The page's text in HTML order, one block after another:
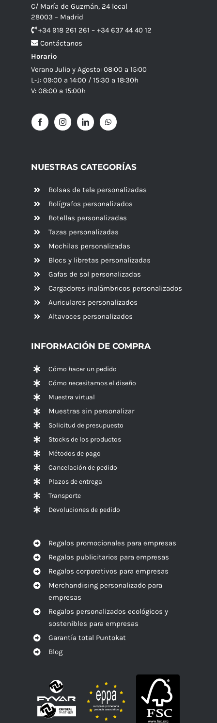
C/ María de Guzmán, 24 local
28003 – Madrid
+34 918 261 261 – +34 637 44 40 12
Contáctanos
Horario
Verano Julio y Agosto: 08:00 a 15:00
L-J: 09:00 a 14:00 / 15:30 a 18:30h
V: 08:00 a 15:00h
NUESTRAS CATEGORÍAS
Bolsas de tela personalizadas
Bolígrafos personalizados
Botellas personalizadas
Tazas personalizadas
Mochilas personalizadas
Blocs y libretas personalizadas
Gafas de sol personalizadas
Cargadores inalámbricos personalizados
Auriculares personalizados
Altavoces personalizados
INFORMACIÓN DE COMPRA
Cómo hacer un pedido
Cómo necesitamos el diseño
Muestra virtual
Muestras sin personalizar
Solicitud de presupuesto
Stocks de los productos
Métodos de pago
Cancelación de pedido
Plazos de entrega
Transporte
Devoluciones de pedido
Regalos promocionales para empresas
Regalos publicitarios para empresas
Regalos corporativos para empresas
Merchandising personalizado para
empresas
Regalos personalizados ecológicos y
sostenibles para empresas
Garantía total Puntokat
Blog